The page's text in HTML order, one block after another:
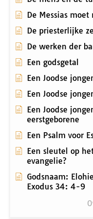
De Messias moet
De priesterlijke
De werken der
Een godsgetal
Een Joodse
Een Joodse
Een Joodse
eerstgeborene
Een Psalm voor
Een sleutel op
evangelie?
Godsnaam:
Exodus 34: 4-9